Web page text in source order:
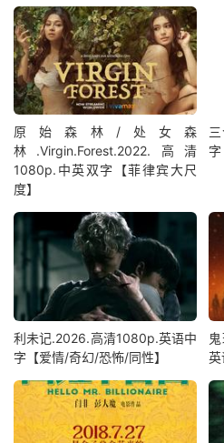
原始森林/处女森
林.Virgin.Forest.2022.高清
1080p.中英双字【菲律宾大尺
度】
字
利未记.2026.高清1080p.英语中
字【爱情/奇幻/恐怖/同性】
英